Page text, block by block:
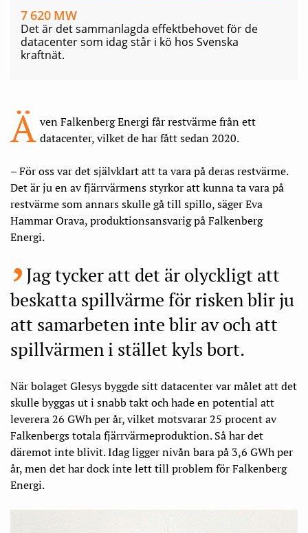
7 620 MW
Det är det sammanlagda effektbehovet för de
datacenter som idag står i kö hos Svenska
kraftnät.
Ä ven Falkenberg Energi får restvärme från ett
datacenter, vilket de har fått sedan 2020.
– För oss var det självklart att ta vara på deras rest­värme.
Det är ju en av fjärrvärmens styrkor att kunna ta vara på
restvärme som annars skulle gå till spillo, säger Eva
Hammar Orava, produktionsansvarig på Falkenberg
Energi.
Jag tycker att det är olyckligt att
beskatta spillvärme för risken blir ju
att samarbeten inte blir av och att
spillvärmen i stället kyls bort.
När bolaget Glesys byggde sitt datacenter var målet att det
skulle byggas ut i snabb takt och hade en potential att
leverera 26 GWh per år, vilket motsvarar 25 procent av
Falkenbergs totala fjärrvärmeproduktion. Så har det
däremot inte blivit. Idag ligger nivån bara på 3,6 GWh per
år, men det har dock inte lett till problem för Falkenberg
Energi.